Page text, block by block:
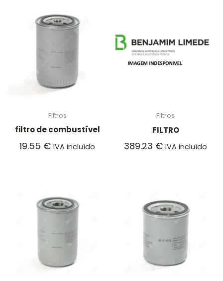
Filtros
filtro de combustível
19.55 € IVA incluído
Filtros
FILTRO
389.23 € IVA incluído